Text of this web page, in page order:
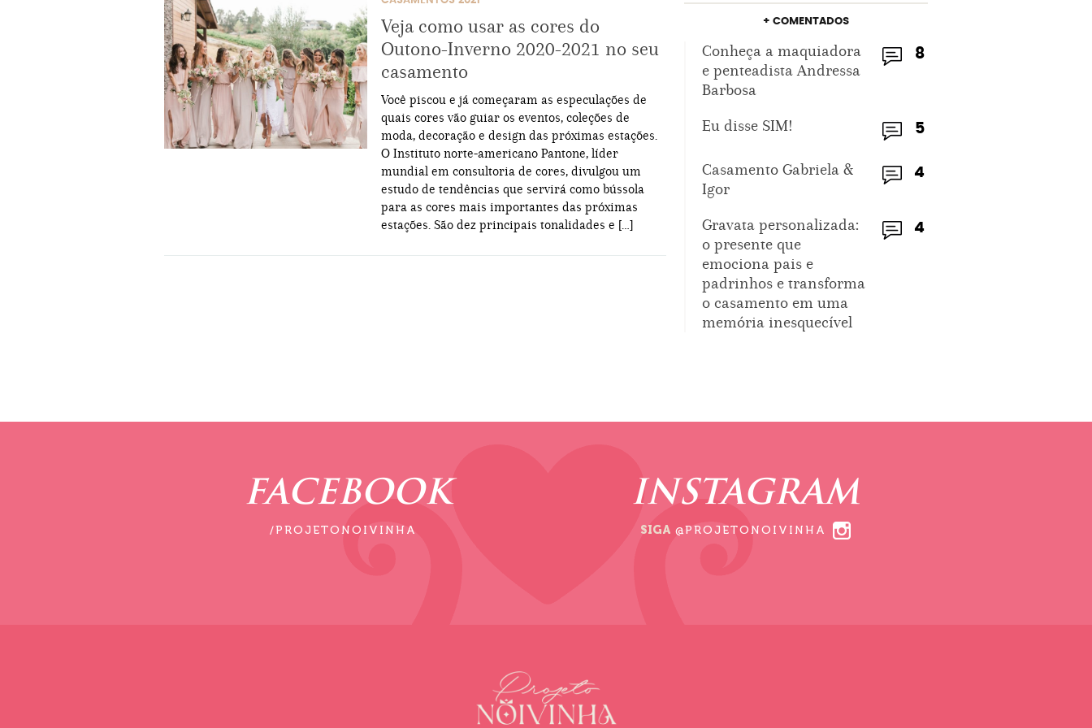
Veja como usar as cores do
Outono-Inverno 2020-2021 no seu
casamento
Você piscou e já começaram as especulações de
quais cores vão guiar os eventos, coleções de
moda, decoração e design das próximas estações.
O Instituto norte-americano Pantone, líder
mundial em consultoria de cores, divulgou um
estudo de tendências que servirá como bússola
para as cores mais importantes das próximas
estações. São dez principais tonalidades e […]
+ COMENTADOS
8
Conheça a maquiadora
e penteadista Andressa
Barbosa
5
Eu disse SIM!
4
Casamento Gabriela &
Igor
4
Gravata personalizada:
o presente que
emociona pais e
padrinhos e transforma
o casamento em uma
memória inesquecível
FACEBOOK
/PROJETONOIVINHA
INSTAGRAM
SIGA @PROJETONOIVINHA